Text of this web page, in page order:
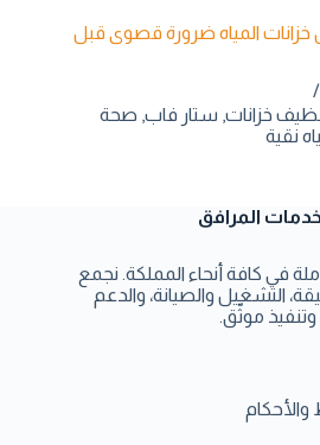
المياه ضرورة قصوى قبل
خزانات, ستار فاب, صحة
نقية
المرافق
في كافة أنحاء المملكة. نجمع
التشغيل والصيانة، والدعم
موثّق.